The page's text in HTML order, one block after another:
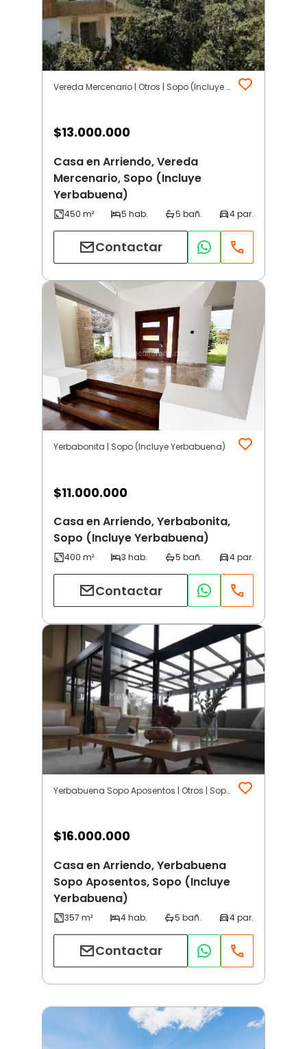
Vereda Mercenario | Otros | Sopo (Incluye Yerbabuena)
$13.000.000
Casa en Arriendo, Vereda
Mercenario, Sopo (Incluye
Yerbabuena)
Contactar
Yerbabonita | Sopo (Incluye Yerbabuena)
$11.000.000
Casa en Arriendo, Yerbabonita,
Sopo (Incluye Yerbabuena)
Contactar
Yerbabuena Sopo Aposentos | Otros | Sopo (Incluye Yerbabuena)
$16.000.000
Casa en Arriendo, Yerbabuena
Sopo Aposentos, Sopo (Incluye
Yerbabuena)
Contactar